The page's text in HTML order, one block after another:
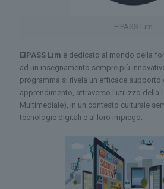
EIPASS Lim
EIPASS Lim è dedicato al mondo della
ad un insegnamento sempre più
programma si rivela un efficace
apprendimento, attraverso l'utilizzo della
Multimediale), in un contesto culturale
tecnologie digitali e al loro impiego.